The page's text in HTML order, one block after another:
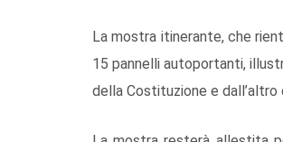
La mostra itinerante, che
15 pannelli autoportanti,
della Costituzione e